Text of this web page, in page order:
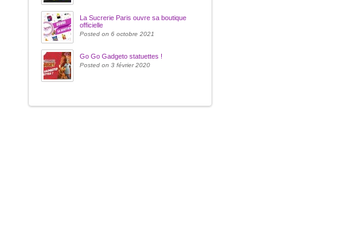
La Sucrerie Paris ouvre sa boutique
officielle
Posted on 6 octobre 2021
Go Go Gadgeto statuettes !
Posted on 3 février 2020